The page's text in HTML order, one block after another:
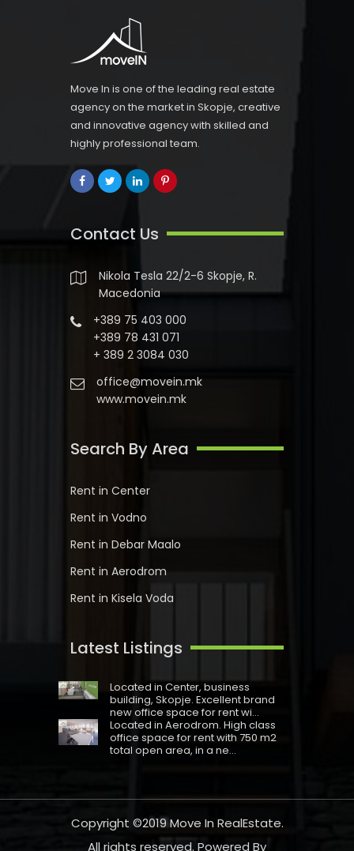
Move In is one of the leading real estate
agency on the market in Skopje, creative
and innovative agency with skilled and
highly professional team.
Contact Us
Nikola Tesla 22/2-6 Skopje, R.
Macedonia
+389 75 403 000
+389 78 431 071
+ 389 2 3084 030
office@movein.mk
www.movein.mk
Search By Area
Rent in Center
Rent in Vodno
Rent in Debar Maalo
Rent in Aerodrom
Rent in Kisela Voda
Latest Listings
Located in Centеr, business
building, Skopje. Excellent brand
new office space for rent wi...
Located in Aerodrom. High class
office space for rent with 750 m2
total open area, in a ne...
Copyright ©2019 Move In RealEstate.
All rights reserved. Powered By